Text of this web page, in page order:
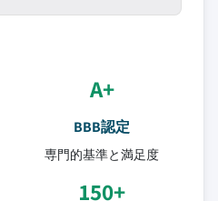
A+
BBB認定
専門的基準と満足度
150+